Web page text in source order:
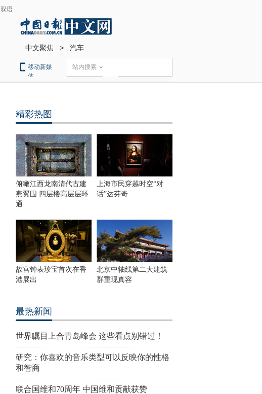
双语
中文聚焦 > 汽车
移动新媒
体
站内搜索
精彩热图
俯瞰江西龙南清代古建
燕翼围 四层楼高层层环
通
上海市民穿越时空“对
话”达芬奇
故宫钟表珍宝首次在香
港展出
北京中轴线第二大建筑
群重现真容
最热新闻
世界瞩目上合青岛峰会 这些看点别错过！
研究：你喜欢的音乐类型可以反映你的性格
和智商
联合国维和70周年 中国维和贡献获赞